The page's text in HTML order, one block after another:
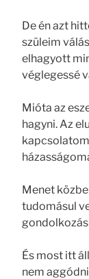
De én azt
szüleim
elhagyott
véglegessé
Mióta az
hagyni. Az
Menet
tudomásul
És most itt
nem